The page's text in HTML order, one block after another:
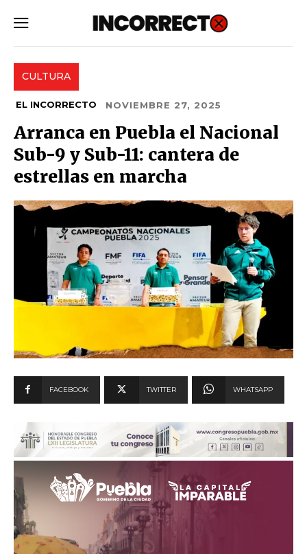
CULTURA
EL INCORRECTO NOVIEMBRE 27, 2025
Arranca en Puebla el Nacional
Sub-9 y Sub-11: cantera de
estrellas en marcha
FACEBOOK TWITTER WHATSAPP